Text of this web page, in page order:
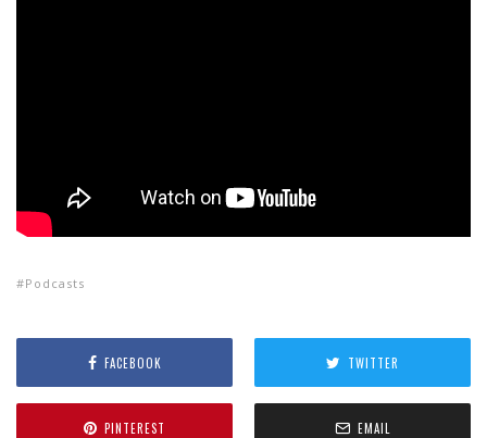
Podcasts
FACEBOOK TWITTER
PINTEREST EMAIL